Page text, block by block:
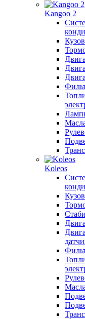
Kangoo 2
Koleos